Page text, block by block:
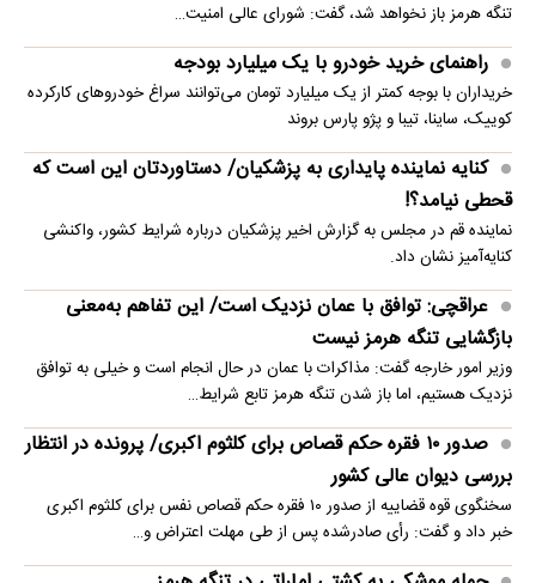
تنگه هرمز باز نخواهد شد، گفت: شورای عالی امنیت…
راهنمای خرید خودرو با یک میلیارد بودجه
خریداران با بوجه کمتر از یک میلیارد تومان می‌توانند سراغ خودروهای کارکرده
کوییک، ساینا، تیبا و پژو پارس بروند
کنایه نماینده پایداری به پزشکیان/ دستاوردتان این است که
قحطی نیامد؟!
نماینده قم در مجلس به گزارش اخیر پزشکیان درباره شرایط کشور، واکنشی
کنایه‌آمیز نشان داد.
عراقچی: توافق با عمان نزدیک است/ این تفاهم به‌معنی
بازگشایی تنگه هرمز نیست
وزیر امور خارجه گفت: مذاکرات با عمان در حال انجام است و خیلی به توافق
نزدیک هستیم، اما باز شدن تنگه هرمز تابع شرایط…
صدور ۱۰ فقره حکم قصاص برای کلثوم اکبری/ پرونده در انتظار
بررسی دیوان عالی کشور
سخنگوی قوه قضاییه از صدور ۱۰ فقره حکم قصاص نفس برای کلثوم اکبری
خبر داد و گفت: رأی صادرشده پس از طی مهلت اعتراض و…